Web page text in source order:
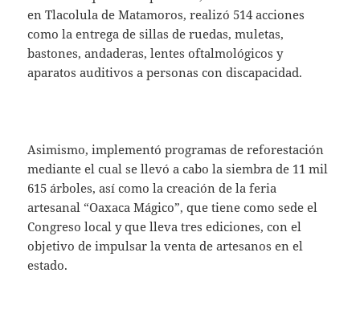
en Tlacolula de Matamoros, realizó 514 acciones
como la entrega de sillas de ruedas, muletas,
bastones, andaderas, lentes oftalmológicos y
aparatos auditivos a personas con discapacidad.
Asimismo, implementó programas de reforestación
mediante el cual se llevó a cabo la siembra de 11 mil
615 árboles, así como la creación de la feria
artesanal “Oaxaca Mágico”, que tiene como sede el
Congreso local y que lleva tres ediciones, con el
objetivo de impulsar la venta de artesanos en el
estado.